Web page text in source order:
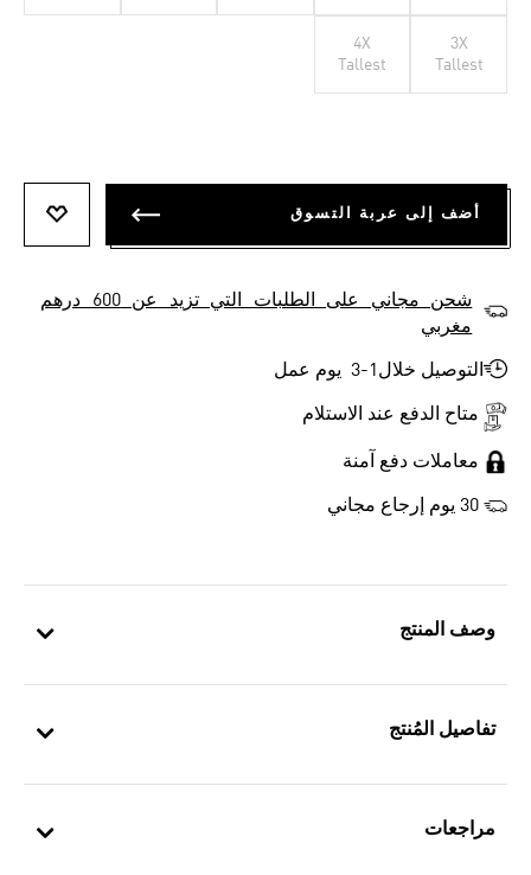
وصف المنتج
تفاصيل المُنتج
مراجعات
3X
Tallest
4X
Tallest
أضف إلى عربة التسوق
شحن مجاني على الطلبات التي تزيد عن 600 درهم
مغربي
التوصيل خلال1-3 يوم عمل
متاح الدفع عند الاستلام
معاملات دفع آمنة